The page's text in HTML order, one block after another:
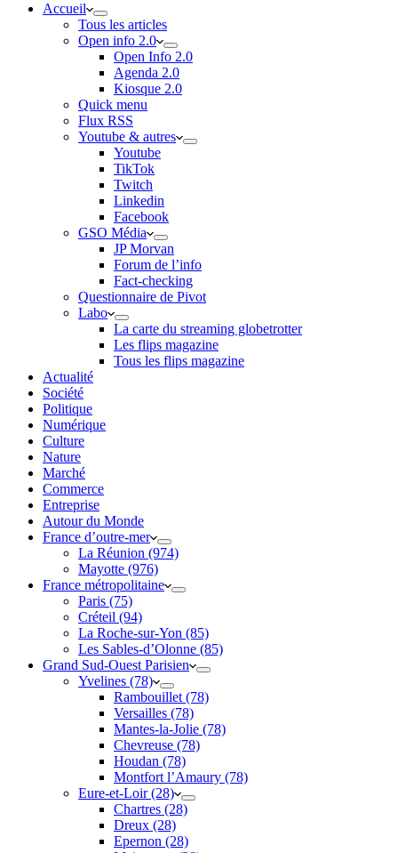
Accueil
Tous les articles
Open info 2.0
Open Info 2.0
Agenda 2.0
Kiosque 2.0
Quick menu
Flux RSS
Youtube & autres
Youtube
TikTok
Twitch
Linkedin
Facebook
GSO Média
JP Morvan
Forum de l’info
Fact-checking
Questionnaire de Pivot
Labo
La carte du streaming globetrotter
Les flips magazine
Tous les flips magazine
Actualité
Société
Politique
Numérique
Culture
Nature
Marché
Commerce
Entreprise
Autour du Monde
France d’outre-mer
La Réunion (974)
Mayotte (976)
France métropolitaine
Paris (75)
Créteil (94)
La Roche-sur-Yon (85)
Les Sables-d’Olonne (85)
Grand Sud-Ouest Parisien
Yvelines (78)
Rambouillet (78)
Versailles (78)
Mantes-la-Jolie (78)
Chevreuse (78)
Houdan (78)
Montfort l’Amaury (78)
Eure-et-Loir (28)
Chartres (28)
Dreux (28)
Epernon (28)